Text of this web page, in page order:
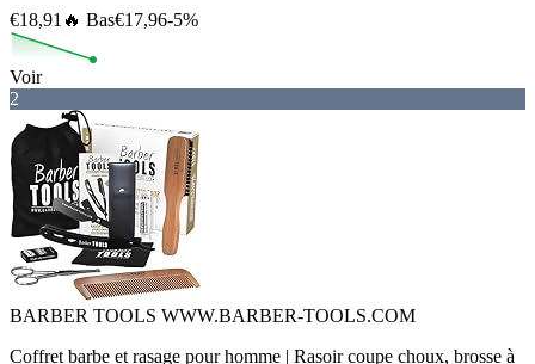
€18,91 🔥 Bas€17,96-5%
Voir
2
BARBER TOOLS WWW.BARBER-TOOLS.COM
Coffret barbe et rasage pour homme | Rasoir coupe choux, brosse à